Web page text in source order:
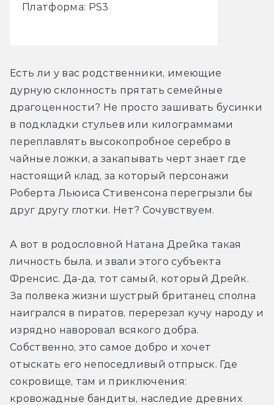
Платформа: PS3
Есть ли у вас родственники, имеющие
дурную склонность прятать семейные
драгоценности? Не просто зашивать бусинки
в подкладки стульев или килограммами
переплавлять высокопробное серебро в
чайные ложки, а закапывать черт знает где
настоящий клад, за который персонажи
Роберта Льюиса Стивенсона перегрызли бы
друг другу глотки. Нет? Сочувствуем.
А вот в родословной Натана Дрейка такая
личность была, и звали этого субъекта
Френсис. Да-да, тот самый, который Дрейк.
За полвека жизни шустрый британец сполна
наигрался в пиратов, перерезал кучу народу и
изрядно наворовал всякого добра.
Собственно, это самое добро и хочет
отыскать его непоседливый отпрыск. Где
сокровище, там и приключения:
кровожадные бандиты, наследие древних